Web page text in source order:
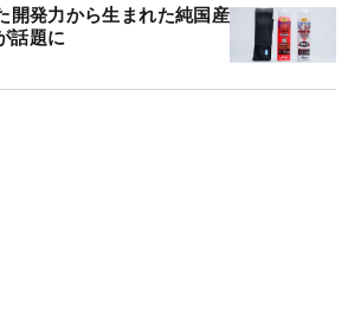
開発力から生まれた純国産
話題に